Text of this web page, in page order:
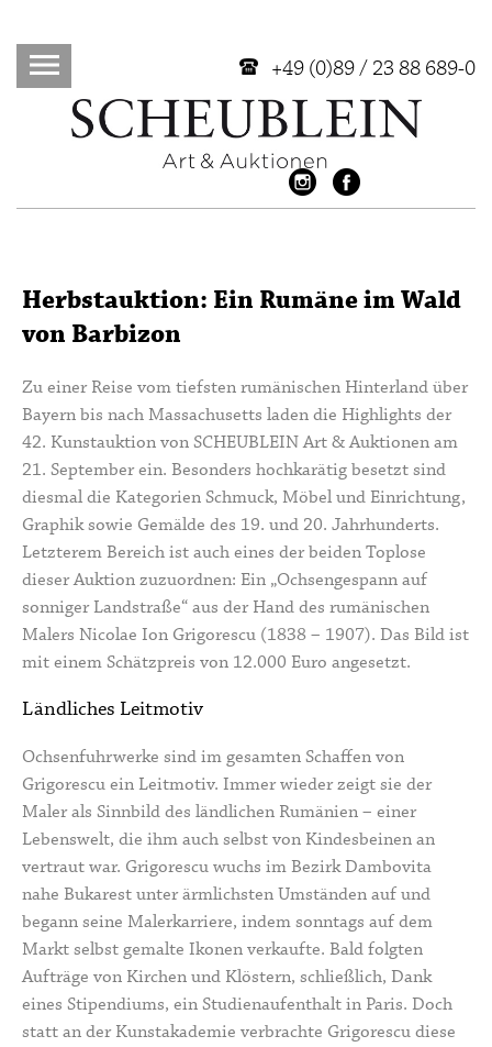
+49 (0)89 / 23 88 689-0
Herbstauktion: Ein Rumäne im Wald
von Barbizon
Zu einer Reise vom tiefsten rumänischen Hinterland über
Bayern bis nach Massachusetts laden die Highlights der
42. Kunstauktion von SCHEUBLEIN Art & Auktionen am
21. September ein. Besonders hochkarätig besetzt sind
diesmal die Kategorien Schmuck, Möbel und Einrichtung,
Graphik sowie Gemälde des 19. und 20. Jahrhunderts.
Letzterem Bereich ist auch eines der beiden Toplose
dieser Auktion zuzuordnen: Ein „Ochsengespann auf
sonniger Landstraße“ aus der Hand des rumänischen
Malers Nicolae Ion Grigorescu (1838 – 1907). Das Bild ist
mit einem Schätzpreis von 12.000 Euro angesetzt.
Ländliches Leitmotiv
Ochsenfuhrwerke sind im gesamten Schaffen von
Grigorescu ein Leitmotiv. Immer wieder zeigt sie der
Maler als Sinnbild des ländlichen Rumänien – einer
Lebenswelt, die ihm auch selbst von Kindesbeinen an
vertraut war. Grigorescu wuchs im Bezirk Dambovita
nahe Bukarest unter ärmlichsten Umständen auf und
begann seine Malerkarriere, indem sonntags auf dem
Markt selbst gemalte Ikonen verkaufte. Bald folgten
Aufträge von Kirchen und Klöstern, schließlich, Dank
eines Stipendiums, ein Studienaufenthalt in Paris. Doch
statt an der Kunstakademie verbrachte Grigorescu diese